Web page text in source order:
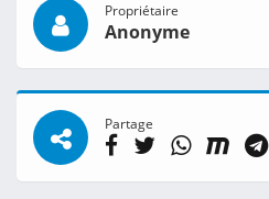
Propriétaire
Anonyme
Partage